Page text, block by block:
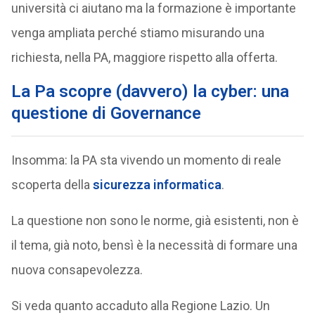
università ci aiutano ma la formazione è importante
venga ampliata perché stiamo misurando una
richiesta, nella PA, maggiore rispetto alla offerta.
La Pa scopre (davvero) la cyber: una
questione di Governance
Insomma: la PA sta vivendo un momento di reale
scoperta della sicurezza informatica.
La questione non sono le norme, già esistenti, non è
il tema, già noto, bensì è la necessità di formare una
nuova consapevolezza.
Si veda quanto accaduto alla Regione Lazio. Un